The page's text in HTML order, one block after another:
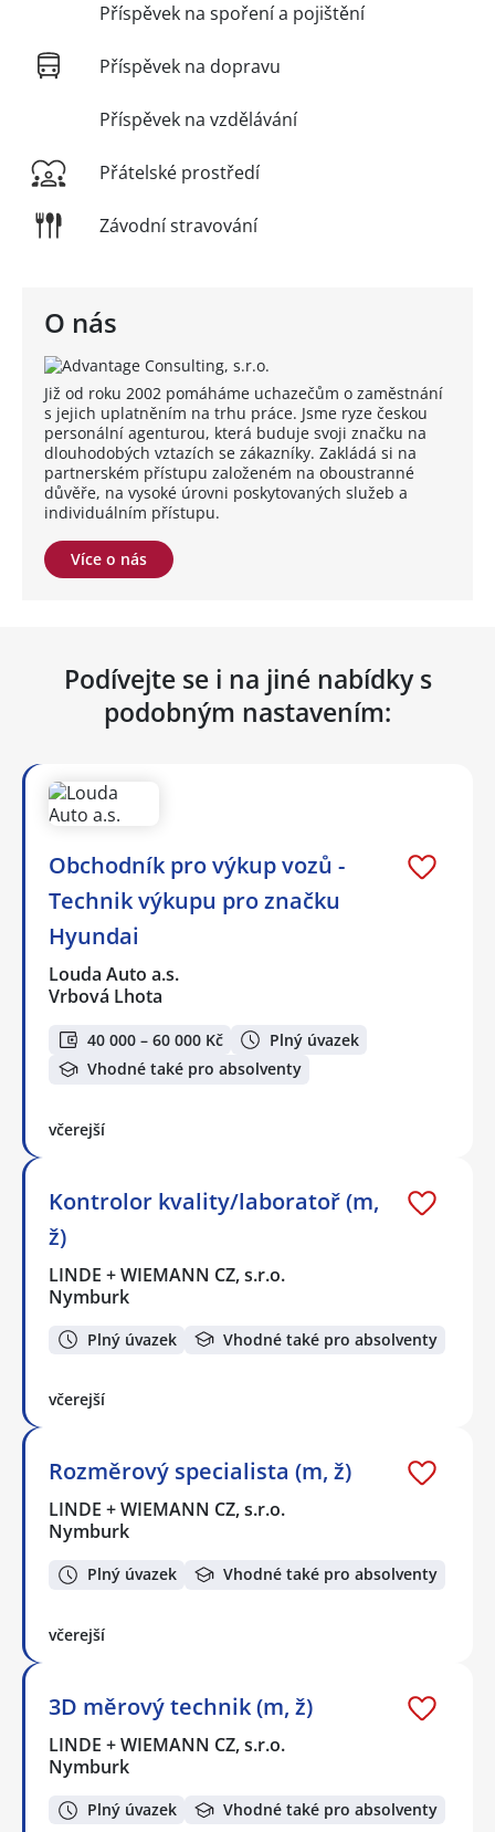
O nás
Již od roku 2002 pomáháme uchazečům o zaměstnání
s jejich uplatněním na trhu práce. Jsme ryze českou
personální agenturou, která buduje svoji značku na
dlouhodobých vztazích se zákazníky. Zakládá si na
partnerském přístupu založeném na oboustranné
důvěře, na vysoké úrovni poskytovaných služeb a
individuálním přístupu.
Více o nás
Příspěvek na spoření a pojištění
Příspěvek na dopravu
Příspěvek na vzdělávání
Přátelské prostředí
Závodní stravování
Podívejte se i na jiné nabídky s
podobným nastavením:
Obchodník pro výkup vozů -
Technik výkupu pro značku
Hyundai
Louda Auto a.s.
Vrbová Lhota
40 000 – 60 000 Kč
Plný úvazek
Vhodné také pro absolventy
včerejší
Kontrolor kvality/laboratoř (m,
ž)
LINDE + WIEMANN CZ, s.r.o.
Nymburk
Plný úvazek Vhodné také pro absolventy
včerejší
Rozměrový specialista (m, ž)
LINDE + WIEMANN CZ, s.r.o.
Nymburk
Plný úvazek Vhodné také pro absolventy
včerejší
3D měrový technik (m, ž)
LINDE + WIEMANN CZ, s.r.o.
Nymburk
Plný úvazek Vhodné také pro absolventy